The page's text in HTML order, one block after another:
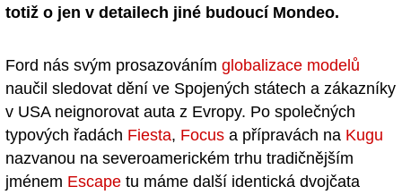
totiž o jen v detailech jiné budoucí Mondeo.
Ford nás svým prosazováním globalizace modelů
naučil sledovat dění ve Spojených státech a zákazníky
v USA neignorovat auta z Evropy. Po společných
typových řadách Fiesta, Focus a přípravách na Kugu
nazvanou na severoamerickém trhu tradičnějším
jménem Escape tu máme další identická dvojčata